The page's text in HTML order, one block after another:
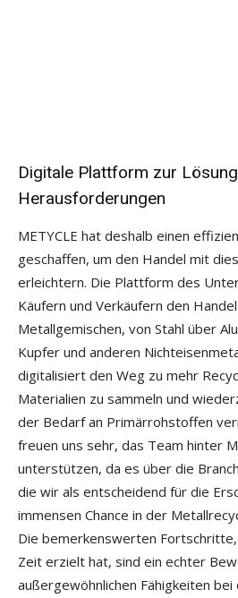
Digitale Plattform zur
Herausforderungen
METYCLE hat deshalb einen
geschaffen, um den Handel mit
erleichtern. Die Plattform des
Käufern und Verkäufern den
Metallgemischen, von Stahl über
Kupfer und anderen
digitalisiert den Weg zu mehr
Materialien zu sammeln und
der Bedarf an Primärrohstoffen
freuen uns sehr, das Team hinter
unterstützen, da es über die
die wir als entscheidend für die
immensen Chance in der
Die bemerkenswerten
Zeit erzielt hat, sind ein echter
außergewöhnlichen Fähigkeiten